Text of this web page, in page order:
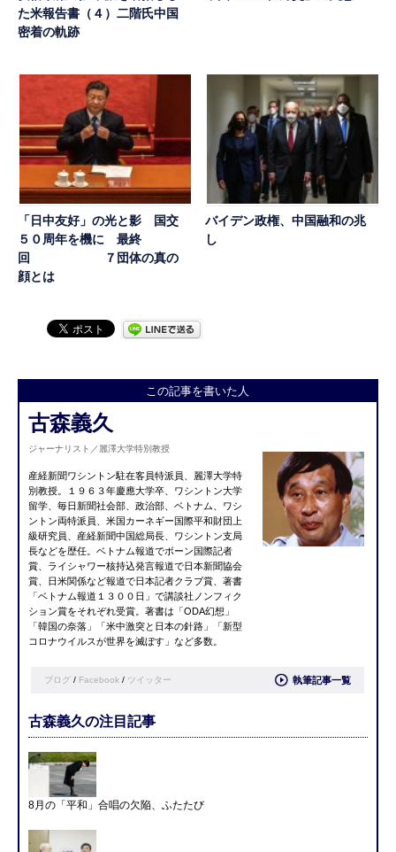
た米報告書（４）二階氏中国
密着の軌跡
「日中友好」の光と影 国交
５０周年を機に 最終
回 ７団体の真の
顔とは
バイデン政権、中国融和の兆
し
この記事を書いた人
古森義久
ジャーナリスト／麗澤大学特別教授
産経新聞ワシントン駐在客員特派員、麗澤大学特
別教授。１９６３年慶應大学卒、ワシントン大学
留学、毎日新聞社会部、政治部、ベトナム、ワシ
ントン両特派員、米国カーネギー国際平和財団上
級研究員、産経新聞中国総局長、ワシントン支局
長などを歴任。ベトナム報道でボーン国際記者
賞、ライシャワー核持込発言報道で日本新聞協会
賞、日米関係など報道で日本記者クラブ賞、著書
「ベトナム報道１３００日」で講談社ノンフィク
ション賞をそれぞれ受賞。著書は「ODA幻想」
「韓国の奈落」「米中激突と日本の針路」「新型
コロナウイルスが世界を滅ぼす」など多数。
ブログ / Facebook / ツイッター 執筆記事一覧
古森義久の注目記事
8月の「平和」合唱の欠陥、ふたたび